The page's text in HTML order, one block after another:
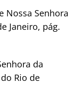
Nossa Senhora
Janeiro, pág.
da
Rio de